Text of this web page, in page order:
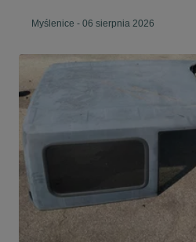
Myślenice - 06 sierpnia 2026